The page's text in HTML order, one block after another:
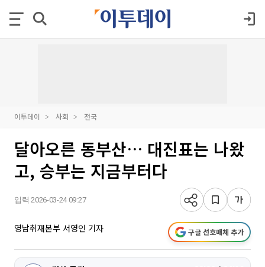
이투데이 사회 전국
달아오른 동부산… 대진표는 나왔
고, 승부는 지금부터다
입력 2026-03-24 09:27
영남취재본부 서영인 기자 구글 선호매체 추가